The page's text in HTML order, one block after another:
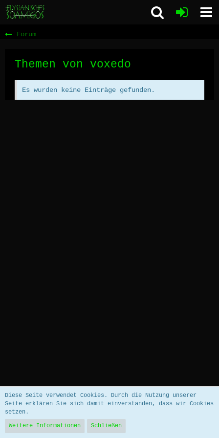
Forum
Themen von voxedo
Es wurden keine Einträge gefunden.
Community-Software:WoltLab Suite™ 5.5.26
Diese Seite verwendet Cookies. Durch die Nutzung unserer
Seite erklären Sie sich damit einverstanden, dass wir Cookies
setzen.
Weitere Informationen
Schließen